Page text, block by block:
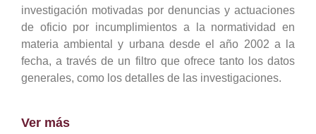
investigación motivadas por denuncias y actuaciones
de oficio por incumplimientos a la normatividad en
materia ambiental y urbana desde el año 2002 a la
fecha, a través de un filtro que ofrece tanto los datos
generales, como los detalles de las investigaciones.
Ver más